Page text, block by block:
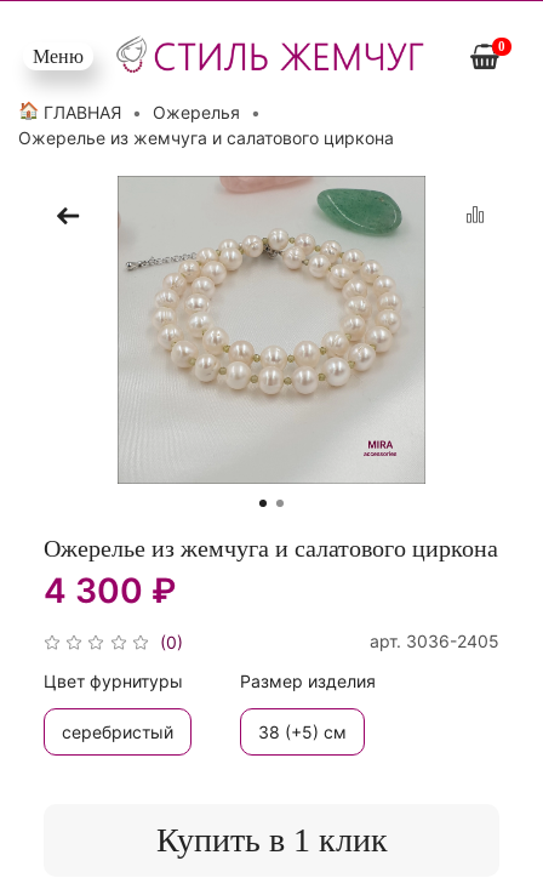
Открыть меню
Меню 0
🏠 ГЛАВНАЯ
Ожерелья
Ожерелье из жемчуга и салатового циркона
(0) арт. 3036-2405
Ожерелье из жемчуга и салатового циркона
4 300 ₽
Купить в 1 клик
Цвет фурнитуры
серебристый
Размер изделия
38 (+5) см